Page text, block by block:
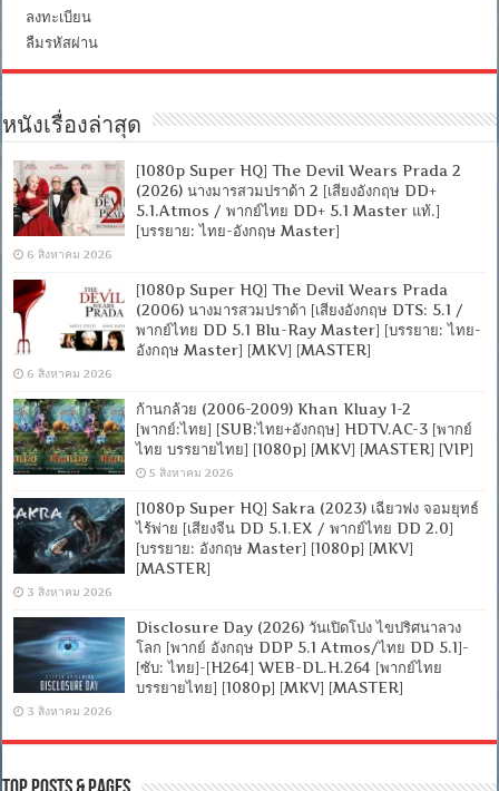
Master]
ลงทะเบียน
ลืมรหัสผ่าน
หนังเรื่องล่าสุด
[1080p Super HQ] The Devil Wears Prada 2
(2026) นางมารสวมปราด้า 2 [เสียงอังกฤษ DD+
5.1.Atmos / พากย์ไทย DD+ 5.1 Master แท้.]
[บรรยาย: ไทย-อังกฤษ Master]
6 สิงหาคม 2026
[1080p Super HQ] The Devil Wears Prada
(2006) นางมารสวมปราด้า [เสียงอังกฤษ DTS: 5.1 /
พากย์ไทย DD 5.1 Blu-Ray Master] [บรรยาย: ไทย-
อังกฤษ Master] [MKV] [MASTER]
6 สิงหาคม 2026
ก้านกล้วย (2006-2009) Khan Kluay 1-2
[พากย์:ไทย] [SUB:ไทย+อังกฤษ] HDTV.AC-3 [พากย์
ไทย บรรยายไทย] [1080p] [MKV] [MASTER] [VIP]
5 สิงหาคม 2026
[1080p Super HQ] Sakra (2023) เฉียวฟง จอมยุทธ์
ไร้พ่าย [เสียงจีน DD 5.1.EX / พากย์ไทย DD 2.0]
[บรรยาย: อังกฤษ Master] [1080p] [MKV]
[MASTER]
3 สิงหาคม 2026
Disclosure Day (2026) วันเปิดโปง ไขปริศนาลวง
โลก [พากย์ อังกฤษ DDP 5.1 Atmos/ไทย DD 5.1]-
[ซับ: ไทย]-[H264] WEB-DL.H.264 [พากย์ไทย
บรรยายไทย] [1080p] [MKV] [MASTER]
3 สิงหาคม 2026